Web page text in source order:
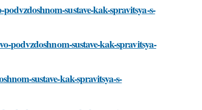
sustave-kak-spravitsya-s-
podvzdoshnom-sustave-kak-spravitsya-
sustave-kak-spravitsya-s-